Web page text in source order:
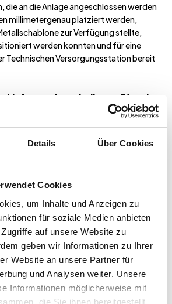
Details Über Cookies
Cookies
um Inhalte und Anzeigen zu
für soziale Medien anbieten
auf unsere Website zu
geben wir Informationen zu Ihrer
Website an unsere Partner für
und Analysen weiter. Unsere
Informationen möglicherweise mit
die Sie ihnen bereitgestellt
die an die Anlage angeschlossen werden
millimetergenau platziert werden,
zur Verfügung stellte,
werden konnten und für eine
Technischen Versorgungsstation bereit
Lieferung innerhalb von Stunden
wurde mit einem Tieflader
und mit einem großen Mobilkran auf
Innerhalb von fünf Stunden wurde das
Tag fertig und alle Rohre wurden am
und angeschlossen“, erzählt Anders
zufrieden und haben pünktlich und
Versorgungsstation erhalten. Der
und unproblematisch.“
einer größeren Baustelle umgangen,